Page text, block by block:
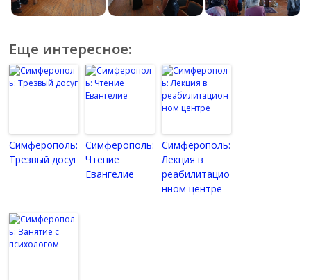
Еще интересное:
Симферополь:
Трезвый досуг
Симферополь:
Чтение
Евангелие
Симферополь:
Лекция в
реабилитацио
нном центре